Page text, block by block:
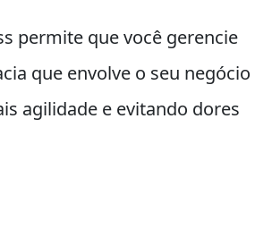
permite que você gerencie
que envolve o seu negócio
agilidade e evitando dores